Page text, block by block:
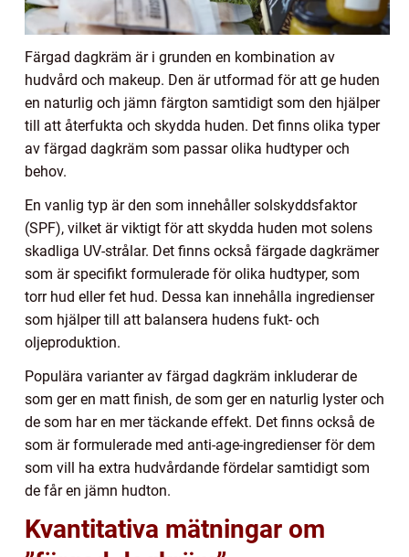
Färgad dagkräm är i grunden en kombination av
hudvård och makeup. Den är utformad för att ge huden
en naturlig och jämn färgton samtidigt som den hjälper
till att återfukta och skydda huden. Det finns olika typer
av färgad dagkräm som passar olika hudtyper och
behov.
En vanlig typ är den som innehåller solskyddsfaktor
(SPF), vilket är viktigt för att skydda huden mot solens
skadliga UV-strålar. Det finns också färgade dagkrämer
som är specifikt formulerade för olika hudtyper, som
torr hud eller fet hud. Dessa kan innehålla ingredienser
som hjälper till att balansera hudens fukt- och
oljeproduktion.
Populära varianter av färgad dagkräm inkluderar de
som ger en matt finish, de som ger en naturlig lyster och
de som har en mer täckande effekt. Det finns också de
som är formulerade med anti-age-ingredienser för dem
som vill ha extra hudvårdande fördelar samtidigt som
de får en jämn hudton.
Kvantitativa mätningar om